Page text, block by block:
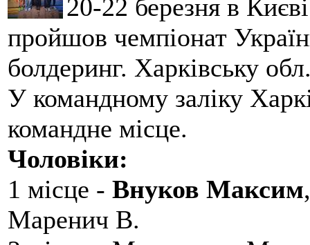
20-22 березня в
пройшов чемпіонат
болдеринг. Харківську
У командному заліку
командне місце.
Чоловіки:
1 місце - Внуков Максим
Маренич В.